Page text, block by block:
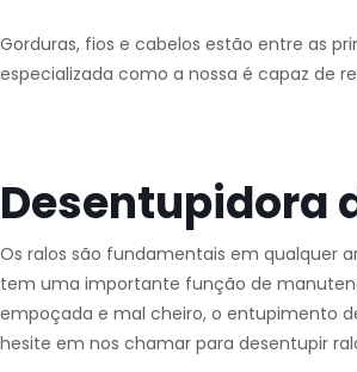
Gorduras, fios e cabelos estão entre as
especializada como a nossa é capaz de
Desentupidora
Os ralos são fundamentais em qualquer
tem uma importante função de
empoçada e mal cheiro, o entupimento
hesite em nos chamar para desentupir